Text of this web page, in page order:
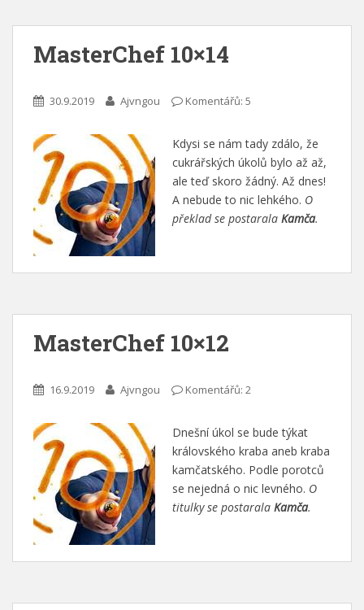
MasterChef 10×14
30.9.2019 Ajvngou Komentářů: 5
Kdysi se nám tady zdálo, že
cukrářských úkolů bylo až až,
ale teď skoro žádný. Až dnes!
A nebude to nic lehkého. O
překlad se postarala Kamča.
MasterChef 10×12
16.9.2019 Ajvngou Komentářů: 2
Dnešní úkol se bude týkat
královského kraba aneb kraba
kamčatského. Podle porotců
se nejedná o nic levného. O
titulky se postarala Kamča.